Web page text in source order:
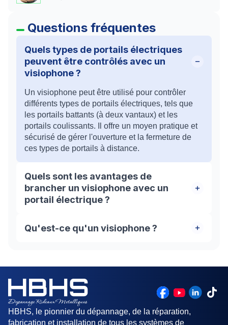
Questions fréquentes
Quels types de portails électriques
peuvent être contrôlés avec un
visiophone ?
Un visiophone peut être utilisé pour contrôler
différents types de portails électriques, tels que
les portails battants (à deux vantaux) et les
portails coulissants. Il offre un moyen pratique et
sécurisé de gérer l'ouverture et la fermeture de
ces types de portails à distance.
Quels sont les avantages de
brancher un visiophone avec un
portail électrique ?
Brancher un visiophone avec un portail électrique
offre plusieurs avantages, notamment le contrôle
contrôle de l'accès à la propriété, un confort accru
avec l'ouverture automatique du portail sans avoir
à sortir de sa voiture, et une accessibilité
améliorée pour les personnes à mobilité réduite.
Qu'est-ce qu'un visiophone ?
une personne à l'extérieur, généralement à
l'entrée de la propriété. Il est composé d'une
caméra installée à l'extérieur et d'un écran à
l'intérieur.
HBHS, le pionnier du dépannage, de la réparation,
fabrication et installation de tous les systèmes de